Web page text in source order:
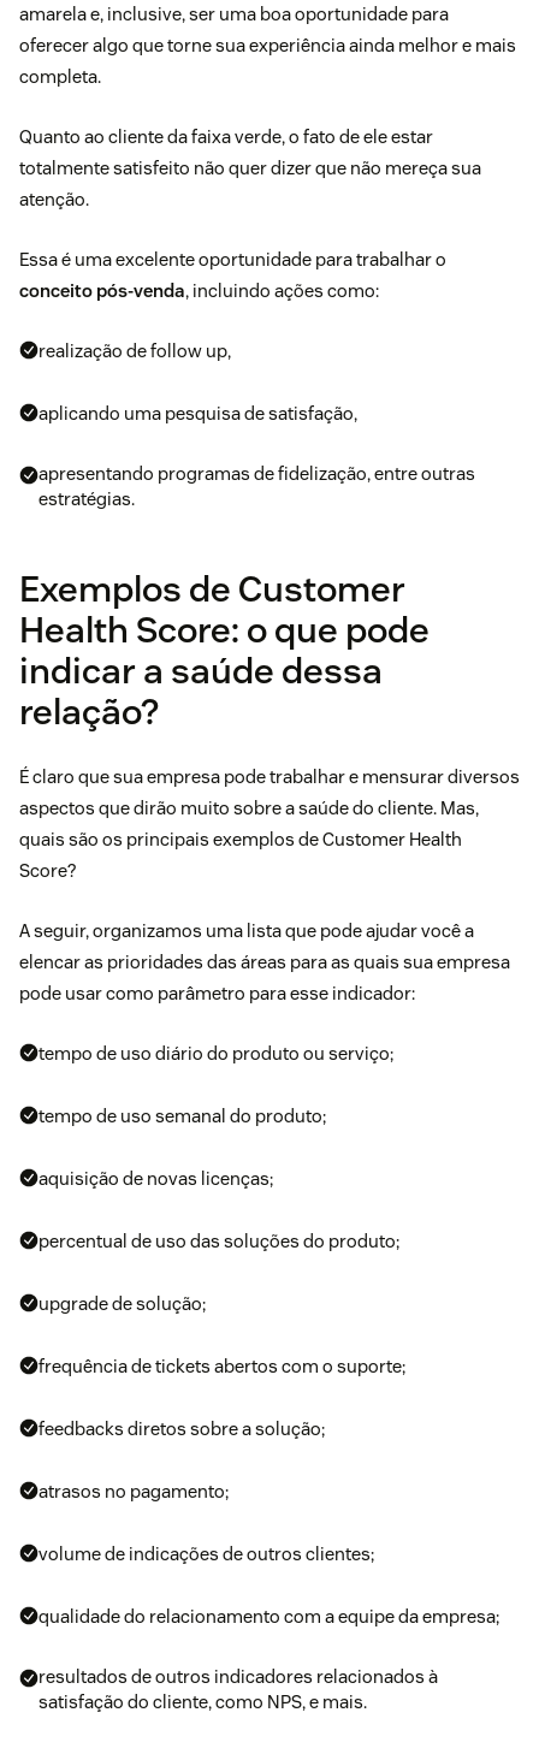
amarela e, inclusive, ser uma boa oportunidade para
oferecer algo que torne sua experiência ainda melhor e mais
completa.
Quanto ao cliente da faixa verde, o fato de ele estar
totalmente satisfeito não quer dizer que não mereça sua
atenção.
Essa é uma excelente oportunidade para trabalhar o
conceito pós-venda, incluindo ações como:
realização de follow up,
aplicando uma pesquisa de satisfação,
apresentando programas de fidelização, entre outras
estratégias.
Exemplos de Customer
Health Score: o que pode
indicar a saúde dessa
relação?
É claro que sua empresa pode trabalhar e mensurar diversos
aspectos que dirão muito sobre a saúde do cliente. Mas,
quais são os principais exemplos de Customer Health
Score?
A seguir, organizamos uma lista que pode ajudar você a
elencar as prioridades das áreas para as quais sua empresa
pode usar como parâmetro para esse indicador:
tempo de uso diário do produto ou serviço;
tempo de uso semanal do produto;
aquisição de novas licenças;
percentual de uso das soluções do produto;
upgrade de solução;
frequência de tickets abertos com o suporte;
feedbacks diretos sobre a solução;
atrasos no pagamento;
volume de indicações de outros clientes;
qualidade do relacionamento com a equipe da empresa;
resultados de outros indicadores relacionados à
satisfação do cliente, como NPS, e mais.